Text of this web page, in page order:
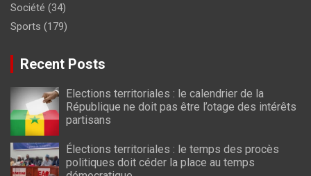
Société (34)
Sports (179)
Recent Posts
Elections territoriales : le calendrier de la
République ne doit pas être l’otage des intérêts
partisans
Élections territoriales : le temps des procès
politiques doit céder la place au temps